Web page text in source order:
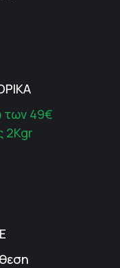
των 49€
2Kgr